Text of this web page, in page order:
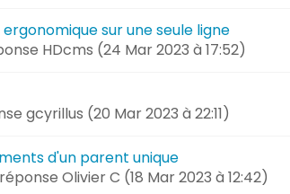
sur une seule ligne
HDcms (24 Mar 2023 à 17:52)
gcyrillus (20 Mar 2023 à 22:11)
d'un parent unique
Olivier C (18 Mar 2023 à 12:42)